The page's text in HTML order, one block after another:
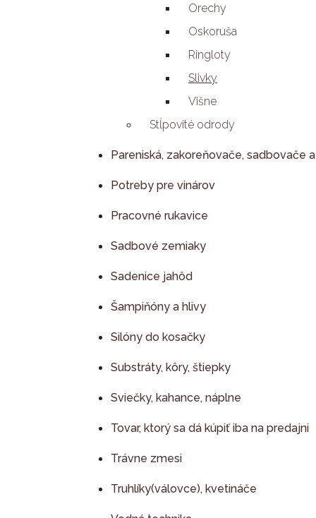
Orechy
Oskoruša
Ringloty
Slivky
Višne
Stĺpovité odrody
Pareniská, zakoreňovače, sadbovače
Potreby pre vinárov
Pracovné rukavice
Sadbové zemiaky
Sadenice jahôd
Šampiňóny a hlivy
Silóny do kosačky
Substráty, kôry, štiepky
Sviečky, kahance, náplne
Tovar, ktorý sa dá kúpiť iba na predajni
Trávne zmesi
Truhlíky(válovce), kvetináče